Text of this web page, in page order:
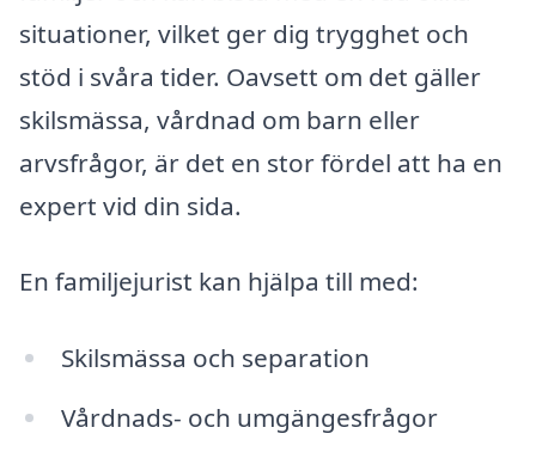
situationer, vilket ger dig trygghet och
stöd i svåra tider. Oavsett om det gäller
skilsmässa, vårdnad om barn eller
arvsfrågor, är det en stor fördel att ha en
expert vid din sida.
En familjejurist kan hjälpa till med:
Skilsmässa och separation
Vårdnads- och umgängesfrågor